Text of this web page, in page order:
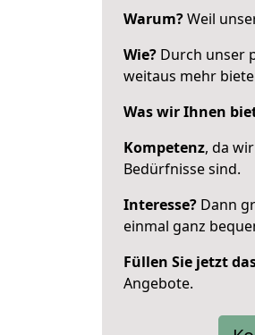
Warum?Weil
Wie? Durch unser
weitaus mehr
Was wir Ihnen
Kompetenz, da
Bedürfnisse sind.
Interesse? Dann
einmal ganz
Füllen Sie jetzt
Angebote.